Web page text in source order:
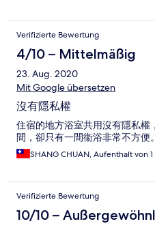
Verifizierte Bewertung
4/10 – Mittelmäßig
23. Aug. 2020
Mit Google übersetzen
沒有隱私權
住宿的地方浴室共用沒有隱私
間，卻只有一間衞浴非常不方便
SHANG CHUAN, Aufenthalt von
Verifizierte Bewertung
10/10 –